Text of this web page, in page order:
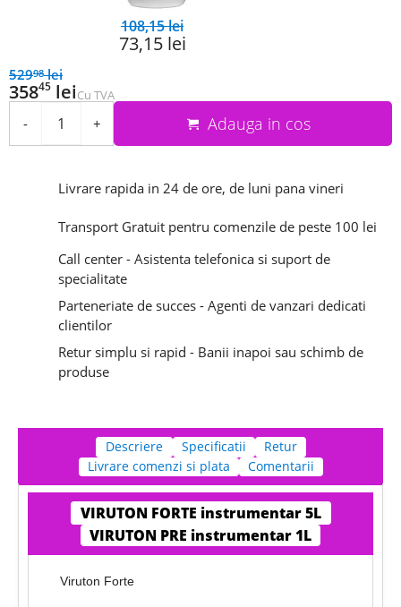
108,15 lei
73,15 lei
52998lei
35845 leiCu TVA
- + Adauga in cos
Livrare rapida in 24 de ore, de luni pana vineri
Transport Gratuit pentru comenzile de peste 100 lei
Call center - Asistenta telefonica si suport de
specialitate
Parteneriate de succes - Agenti de vanzari dedicati
clientilor
Retur simplu si rapid - Banii inapoi sau schimb de
produse
Descriere Specificatii
Retur
Livrare comenzi si plata
Comentarii
VIRUTON FORTE instrumentar 5L
VIRUTON PRE instrumentar 1L
Viruton Forte